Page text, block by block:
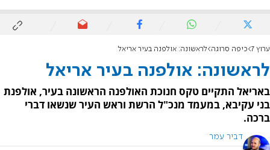
ערוץ 7 כיפה סרוגה לראשונה: אולפנה בעיר אריאל
לראשונה: אולפנה בעיר אריאל
באריאל התקיים טקס חנוכת האולפנה הראשונה בעיר, אולפנת
בני עקיבא, במעמד מנכ"ל הרשת וראש העיר שנשאו דברי
ברכה.
דביר עמר